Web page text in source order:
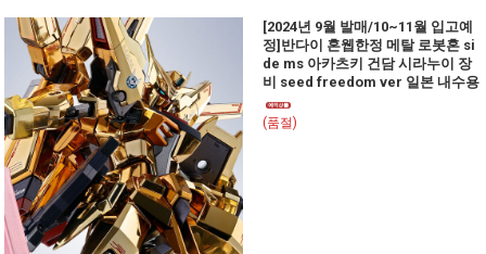
[2024년 9월 발매/10~11월 입고예
정]반다이 혼웹한정 메탈 로봇혼 si
de ms 아카츠키 건담 시라누이 장
비 seed freedom ver 일본 내수용
(품절)